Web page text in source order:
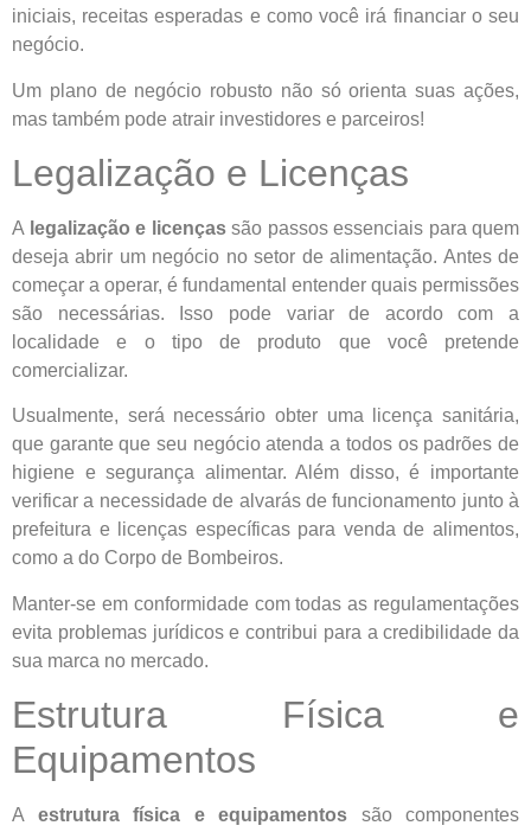
iniciais, receitas esperadas e como você irá financiar o seu
negócio.
Um plano de negócio robusto não só orienta suas ações,
mas também pode atrair investidores e parceiros!
Legalização e Licenças
A legalização e licençassão passos essenciais para quem
deseja abrir um negócio no setor de alimentação. Antes de
começar a operar, é fundamental entender quais permissões
são necessárias. Isso pode variar de acordo com a
localidade e o tipo de produto que você pretende
comercializar.
Usualmente, será necessário obter uma licença sanitária,
que garante que seu negócio atenda a todos os padrões de
higiene e segurança alimentar. Além disso, é importante
verificar a necessidade de alvarás de funcionamento junto à
prefeitura e licenças específicas para venda de alimentos,
como a do Corpo de Bombeiros.
Manter-se em conformidade com todas as regulamentações
evita problemas jurídicos e contribui para a credibilidade da
sua marca no mercado.
Estrutura Física e
Equipamentos
A estrutura física e equipamentos são componentes